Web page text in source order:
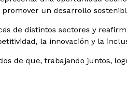
un desarrollo
de distintos sectores y
la innovación y la
de que, trabajando juntos,